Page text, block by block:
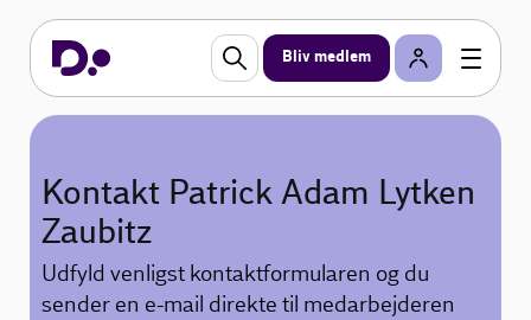
Bliv medlem
Kontakt Patrick Adam Lytken
Zaubitz
Udfyld venligst kontaktformularen og du
sender en e-mail direkte til medarbejderen